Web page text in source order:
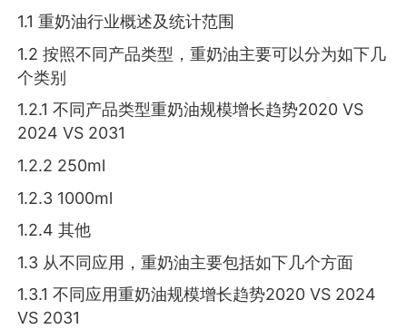
1.1 重奶油行业概述及统计范围
1.2 按照不同产品类型，重奶油主要可以分为如下几
个类别
1.2.1 不同产品类型重奶油规模增长趋势2020 VS
2024 VS 2031
1.2.2 250ml
1.2.3 1000ml
1.2.4 其他
1.3 从不同应用，重奶油主要包括如下几个方面
1.3.1 不同应用重奶油规模增长趋势2020 VS 2024
VS 2031